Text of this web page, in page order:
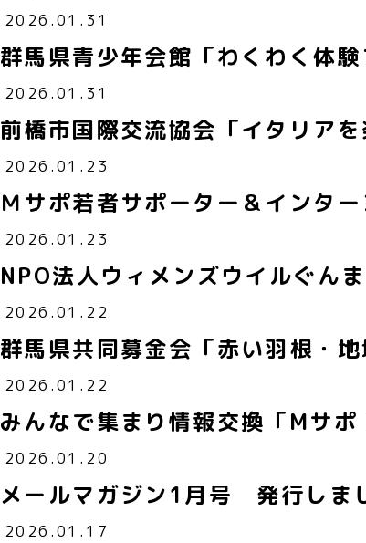
2026.01.31
群馬県青少年会館「わくわく体
2026.01.31
前橋市国際交流協会「イタリアを
2026.01.23
Ｍサポ若者サポーター＆インタ
2026.01.23
NPO法人ウィメンズウイルぐん
2026.01.22
群馬県共同募金会「赤い羽根・
2026.01.22
みんなで集まり情報交換「Mサ
2026.01.20
メールマガジン1月号 発行しま
2026.01.17